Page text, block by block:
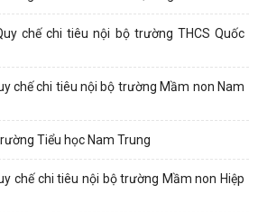
chế chi tiêu nội bộ trường THCS Quốc
chế chi tiêu nội bộ trường Mầm non Nam
Tiểu học Nam Trung
chế chi tiêu nội bộ trường Mầm non Hiệp